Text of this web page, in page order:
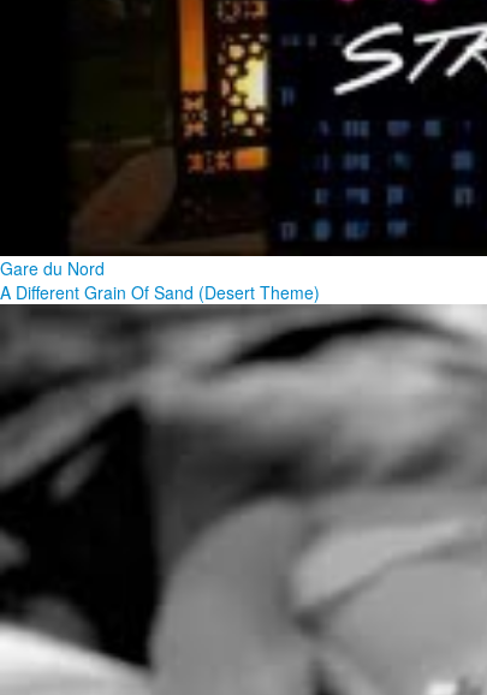
Gare du Nord
A Different Grain Of Sand (Desert Theme)